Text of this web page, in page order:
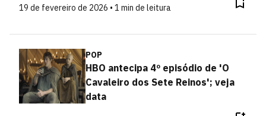
19 de fevereiro de 2026 • 1 min de leitura
POP
HBO antecipa 4º episódio de 'O
Cavaleiro dos Sete Reinos'; veja
data